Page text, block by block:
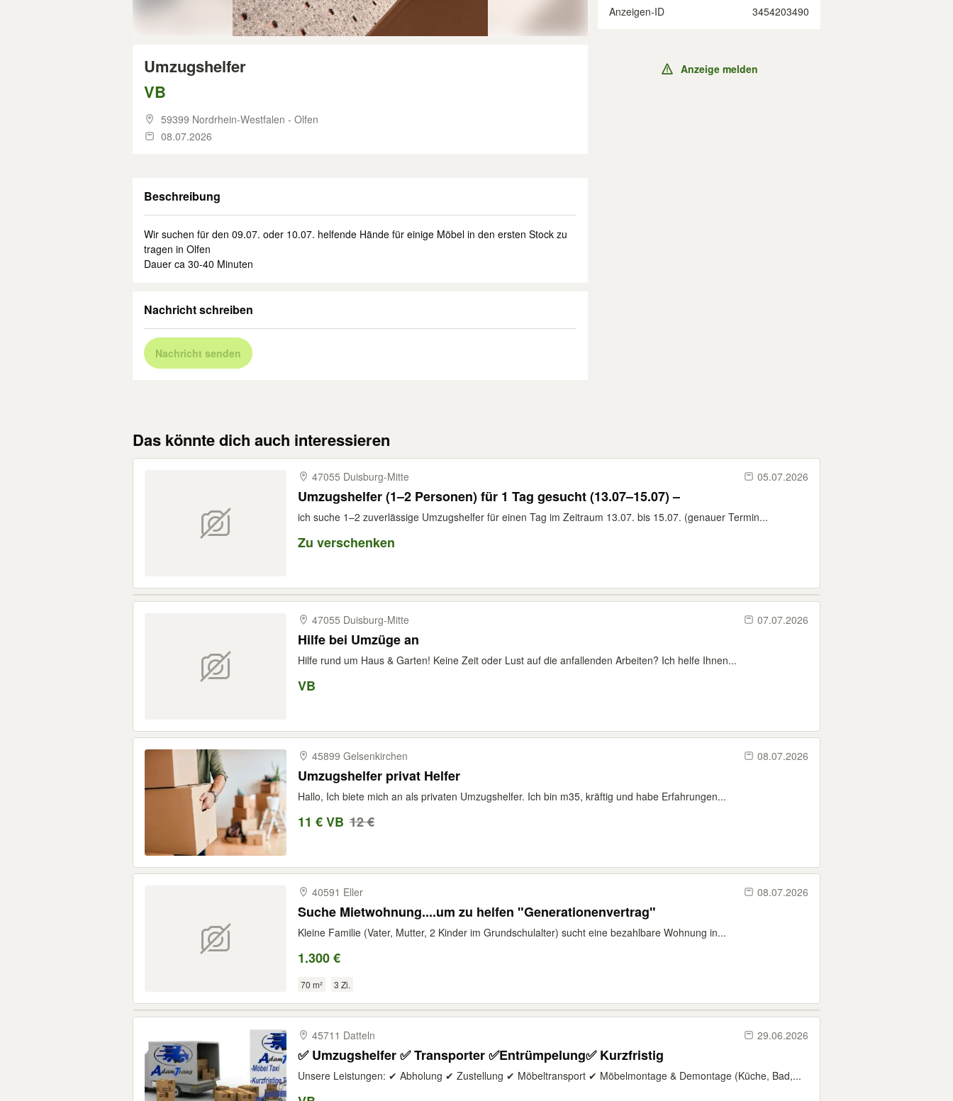
Umzugshelfer
VB
59399 Nordrhein-Westfalen - Olfen
08.07.2026
Beschreibung
Wir suchen für den 09.07. oder 10.07. helfende Hände für einige Möbel in den ersten Stock zu
tragen in Olfen
Dauer ca 30-40 Minuten
Nachricht schreiben
Nachricht senden
Anzeigen-ID 3454203490
Anzeige melden
Das könnte dich auch interessieren
47055 Duisburg-​Mitte 05.07.2026
Umzugshelfer (1–2 Personen) für 1 Tag gesucht (13.07–15.07) –
ich suche 1–2 zuverlässige Umzugshelfer für einen Tag im Zeitraum 13.07. bis 15.07. (genauer Termin...
Zu verschenken
47055 Duisburg-​Mitte 07.07.2026
Hilfe bei Umzüge an
Hilfe rund um Haus & Garten! Keine Zeit oder Lust auf die anfallenden Arbeiten? Ich helfe Ihnen...
VB
45899 Gelsenkirchen 08.07.2026
Umzugshelfer privat Helfer
Hallo, Ich biete mich an als privaten Umzugshelfer. Ich bin m35, kräftig und habe Erfahrungen...
11 € VB 12 €
40591 Eller 08.07.2026
Suche Mietwohnung....um zu helfen "Generationenvertrag"
Kleine Familie (Vater, Mutter, 2 Kinder im Grundschulalter) sucht eine bezahlbare Wohnung in...
1.300 €
70 m² 3 Zi.
45711 Datteln 29.06.2026
✅ Umzugshelfer ✅ Transporter ✅Entrümpelung✅ Kurzfristig
Unsere Leistungen: ✔ Abholung ✔ Zustellung ✔ Möbeltransport ✔ Möbelmontage & Demontage (Küche, Bad,...